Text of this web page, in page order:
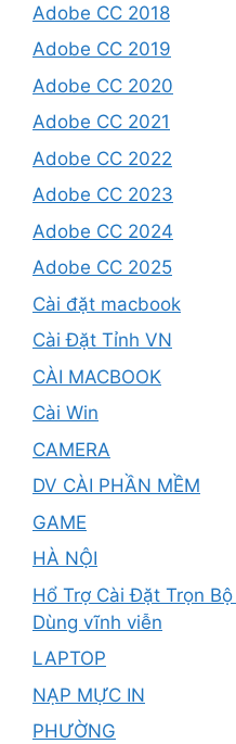
Adobe CC 2018
Adobe CC 2019
Adobe CC 2020
Adobe CC 2021
Adobe CC 2022
Adobe CC 2023
Adobe CC 2024
Adobe CC 2025
Cài đặt macbook
Cài Đặt Tỉnh VN
CÀI MACBOOK
Cài Win
CAMERA
DV CÀI PHẦN MỀM
GAME
HÀ NỘI
Hổ Trợ Cài Đặt Trọn
Dùng vĩnh viễn
LAPTOP
NẠP MỰC IN
PHƯỜNG